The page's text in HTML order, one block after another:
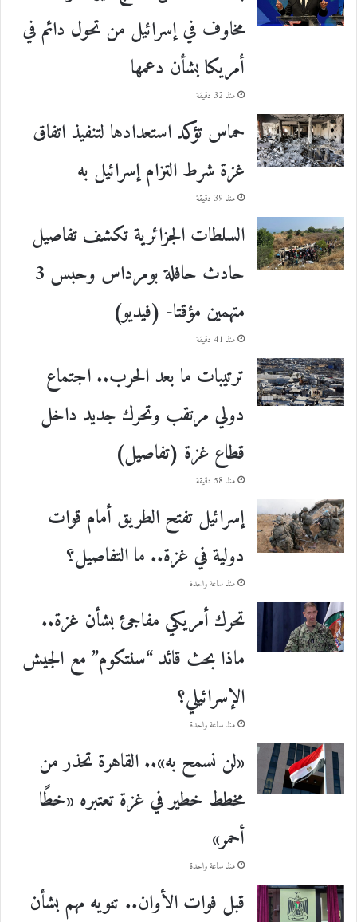
مخاوف في إسرائيل من تحول دائم في
أمريكا بشأن دعمها
منذ 32 دقيقة
حماس تؤكد استعدادها لتنفيذ اتفاق
غزة شرط التزام إسرائيل به
منذ 39 دقيقة
السلطات الجزائرية تكشف تفاصيل
حادث حافلة بومرداس وحبس 3
متهمين مؤقتا- (فيديو)
منذ 41 دقيقة
ترتيبات ما بعد الحرب.. اجتماع
دولي مرتقب وتحرك جديد داخل
قطاع غزة (تفاصيل)
منذ 58 دقيقة
إسرائيل تفتح الطريق أمام قوات
دولية في غزة.. ما التفاصيل؟
منذ ساعة واحدة
تحرك أمريكي مفاجئ بشأن غزة..
ماذا بحث قائد “سنتكوم” مع الجيش
الإسرائيلي؟
منذ ساعة واحدة
«لن نسمح به».. القاهرة تحذر من
مخطط خطير في غزة تعتبره «خطًا
أحمر»
منذ ساعة واحدة
قبل فوات الأوان.. تنويه مهم بشأن